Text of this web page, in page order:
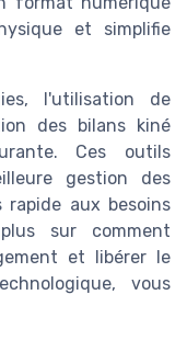
et simplifie
l'utilisation de
des bilans kiné
Ces outils
gestion des
aux besoins
sur comment
et libérer le
vous